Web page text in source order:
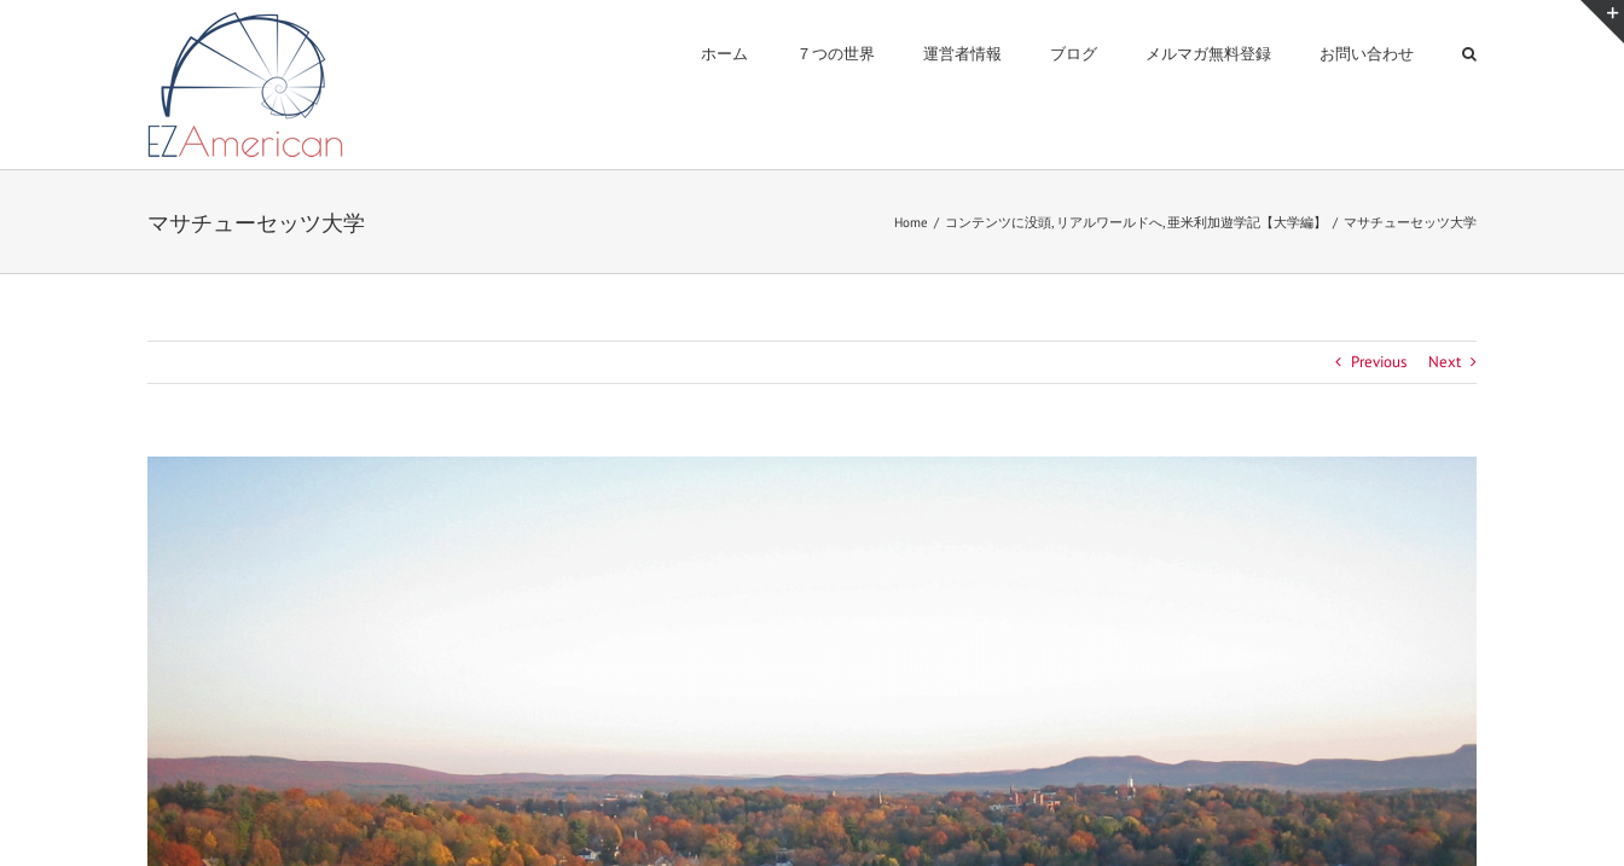
ホーム ７つの世界 運営者情報 ブログ メルマガ無料登録 お問い合わせ
マサチューセッツ大学 Home / コンテンツに没頭 リアルワールドへ 亜米利加遊学記【大学編】 / マサチューセッツ大学
Previous Next